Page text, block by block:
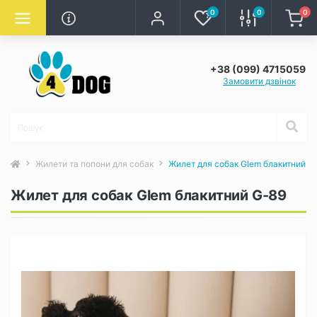
0 0 0
+38 (099) 4715059
Замовити дзвінок
Жилети та попони для собак Жилет для собак Glem блакитний
Жилет для собак Glem блакитний G-89